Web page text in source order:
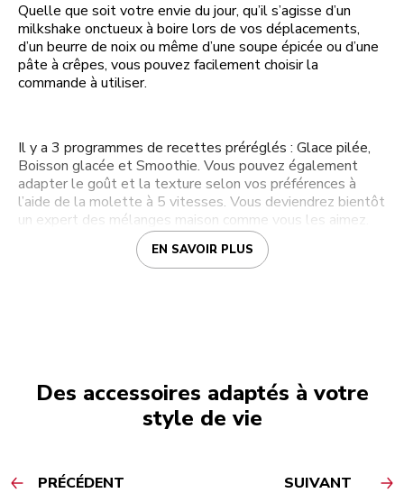
Quelle que soit votre envie du jour, qu’il s’agisse d’un
milkshake onctueux à boire lors de vos déplacements,
d’un beurre de noix ou même d’une soupe épicée ou d’une
pâte à crêpes, vous pouvez facilement choisir la
commande à utiliser.
Il y a 3 programmes de recettes préréglés : Glace pilée,
Boisson glacée et Smoothie. Vous pouvez également
adapter le goût et la texture selon vos préférences à
l’aide de la molette à 5 vitesses. Vous deviendrez bientôt
un expert des mélanges maison comme vous les aimez.
EN SAVOIR PLUS
Des accessoires adaptés à votre
style de vie
PRÉCÉDENT SUIVANT